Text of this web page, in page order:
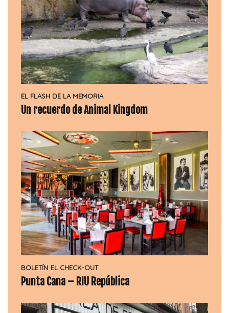
EL FLASH DE LA MEMORIA
Un recuerdo de Animal Kingdom
BOLETÍN EL CHECK-OUT
Punta Cana – RIU República